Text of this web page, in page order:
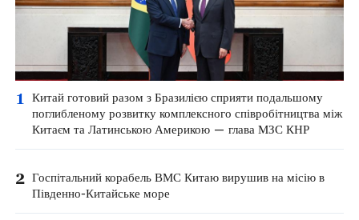
1
Китай готовий разом з Бразилією сприяти подальшому
поглибленому розвитку комплексного співробітництва між
Китаєм та Латинською Америкою — глава МЗС КНР
2 Госпітальний корабель ВМС Китаю вирушив на місію в
Південно-Китайське море